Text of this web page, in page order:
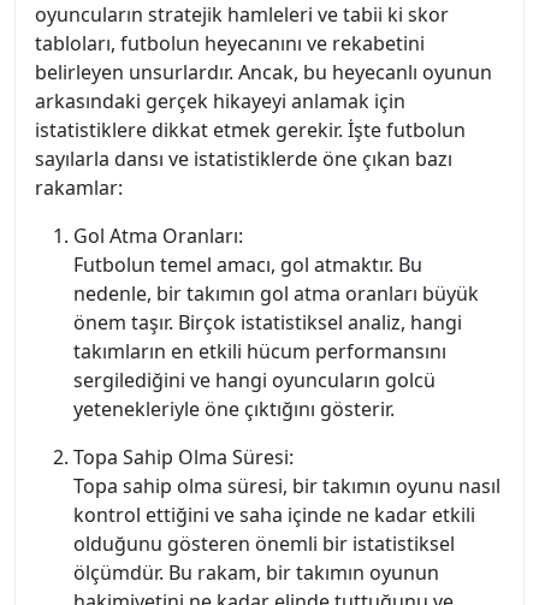
oyuncuların stratejik hamleleri ve tabii ki skor
tabloları, futbolun heyecanını ve rekabetini
belirleyen unsurlardır. Ancak, bu heyecanlı oyunun
arkasındaki gerçek hikayeyi anlamak için
istatistiklere dikkat etmek gerekir. İşte futbolun
sayılarla dansı ve istatistiklerde öne çıkan bazı
rakamlar:
Gol Atma Oranları:
Futbolun temel amacı, gol atmaktır. Bu
nedenle, bir takımın gol atma oranları büyük
önem taşır. Birçok istatistiksel analiz, hangi
takımların en etkili hücum performansını
sergilediğini ve hangi oyuncuların golcü
yetenekleriyle öne çıktığını gösterir.
Topa Sahip Olma Süresi:
Topa sahip olma süresi, bir takımın oyunu nasıl
kontrol ettiğini ve saha içinde ne kadar etkili
olduğunu gösteren önemli bir istatistiksel
ölçümdür. Bu rakam, bir takımın oyunun